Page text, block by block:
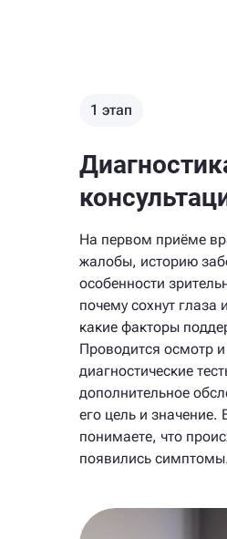
1 этап
На первом приёме
жалобы, историю
особенности
почему сохнут
какие факторы
Проводится осмотр
диагностические
дополнительное
его цель и значение.
понимаете, что
появились